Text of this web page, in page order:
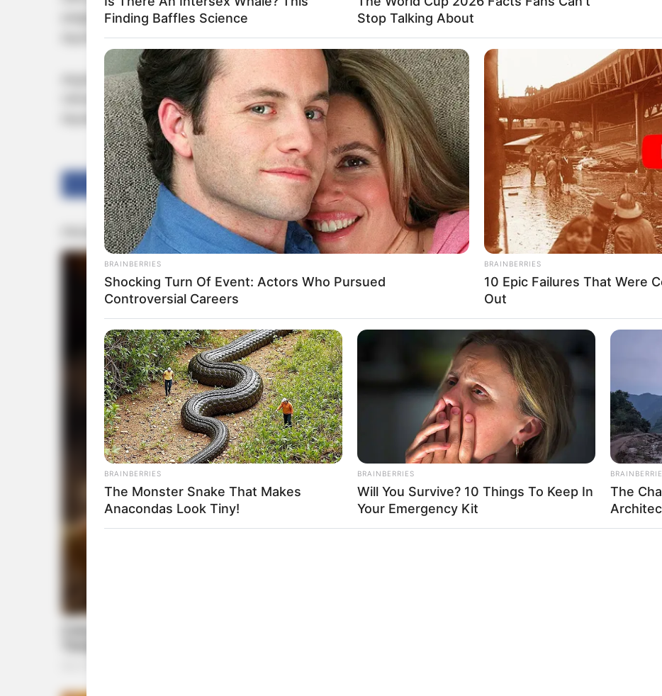
തെളിയിക്കുന്നതില്‍ പ്രോസിക്യൂഷന്‍ പരാജയപ്പെട്ടതിനെ തുടര്‍ന്നാണ് ഇവരെ വെറുതെ വിട്ടത്.
തുടര്‍ന്നാണ് അപ്പീല്‍ നല്‍കാന്‍ എന്‍ഐഎ തീരുമാനിച്ചത്.
കുറ്റക്കാരായി കണ്ടെത്തിയ അഞ്ച് പ്രതികളില്‍ രണ്ട് പേര്‍ക്ക് 14 വര്‍ഷവും മൂന്ന് പേര്‍ക്ക് 12
വര്‍ഷവുമായിരുന്നു ശിക്ഷ വിധിച്ചത്. ഗൂഢാലോചന, സംഘംചേരല്‍, രാജ്യദ്രോഹപ്രവര്‍ത്തനം
തുടങ്ങിയ വകുപ്പുകളാണ് പ്രതികള്‍ക്കെതിരേ ചുമത്തിയിരിക്കുന്നത്.
Share Tweet Send Share
Finding Baffles Science
Stop Talking About
BRAINBERRIES
Shocking Turn Of Event: Actors Who Pursued
Controversial Careers
BRAINBERRIES
10 Epic Failures That Were
Out
BRAINBERRIES
The Monster Snake That Makes
Anacondas Look Tiny!
BRAINBERRIES
Will You Survive? 10 Things To Keep In
Your Emergency Kit
The